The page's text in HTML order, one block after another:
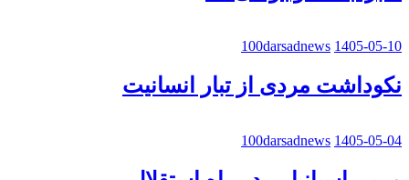
100darsadnews 1405-05-10
نکوداشت مردی از تبار انسانیت
100darsadnews 1405-05-04